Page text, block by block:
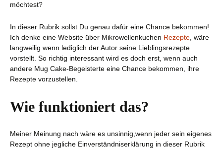
möchtest?
In dieser Rubrik sollst Du genau dafür eine Chance bekommen!
Ich denke eine Website über Mikrowellenkuchen Rezepte, wäre
langweilig wenn lediglich der Autor seine Lieblingsrezepte
vorstellt. So richtig interessant wird es doch erst, wenn auch
andere Mug Cake-Begeisterte eine Chance bekommen, ihre
Rezepte vorzustellen.
Wie funktioniert das?
Meiner Meinung nach wäre es unsinnig,wenn jeder sein eigenes
Rezept ohne jegliche Einverständniserklärung in dieser Rubrik